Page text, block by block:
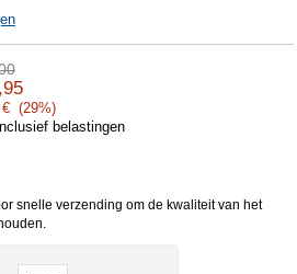
€ (29%)
belastingen
snelle verzending om de kwaliteit van het